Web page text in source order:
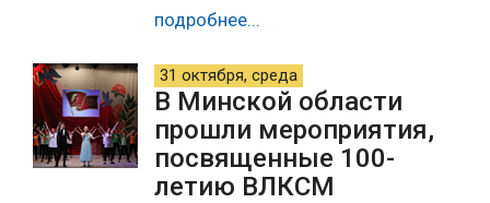
подробнее...
31 октября, среда
В Минской области
прошли мероприятия,
посвященные 100-
летию ВЛКСМ